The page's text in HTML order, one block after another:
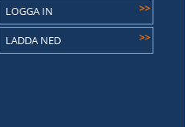
LOGGA IN >>
LADDA NED >>